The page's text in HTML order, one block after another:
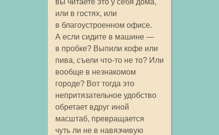
вы читаете это у себя дома,
или в гостях, или
в благоустроенном офисе.
А если сидите в машине —
в пробке? Выпили кофе или
пива, съели что-то не то? Или
вообще в незнакомом
городе? Вот тогда это
непритязательное удобство
обретает вдруг иной
масштаб, превращается
чуть ли не в навязчивую